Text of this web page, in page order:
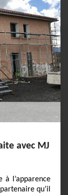
avec MJ
à l’apparence
qu’il